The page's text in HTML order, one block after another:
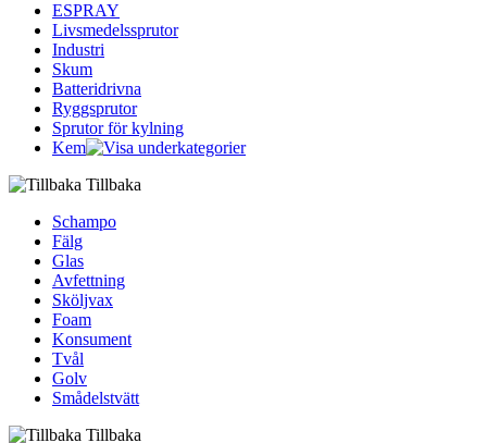
ESPRAY
Livsmedelssprutor
Industri
Skum
Batteridrivna
Ryggsprutor
Sprutor för kylning
Kem
Tillbaka
Schampo
Fälg
Glas
Avfettning
Sköljvax
Foam
Konsument
Tvål
Golv
Smådelstvätt
Tillbaka